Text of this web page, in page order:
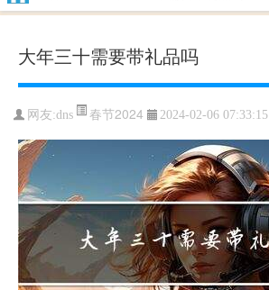
大年三十需要带礼品吗
网友:dns 春节2024 2024-02-06 07:33:15